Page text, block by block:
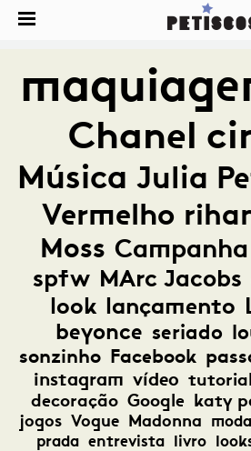
Chanel
Música Julia
Vermelho
Moss Campanha
spfw MArc Jacobs
look lançamento
beyonce seriado
sonzinho Facebook
instagram vídeo tutorial
decoração Google katy
jogos Vogue Madonna
prada entrevista livro